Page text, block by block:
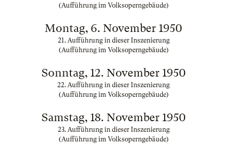
(Aufführung im Volksoperngebäude)
Montag, 6. November 1950
21. Aufführung in dieser Inszenierung
(Aufführung im Volksoperngebäude)
Sonntag, 12. November 1950
22. Aufführung in dieser Inszenierung
(Aufführung im Volksoperngebäude)
Samstag, 18. November 1950
23. Aufführung in dieser Inszenierung
(Aufführung im Volksoperngebäude)